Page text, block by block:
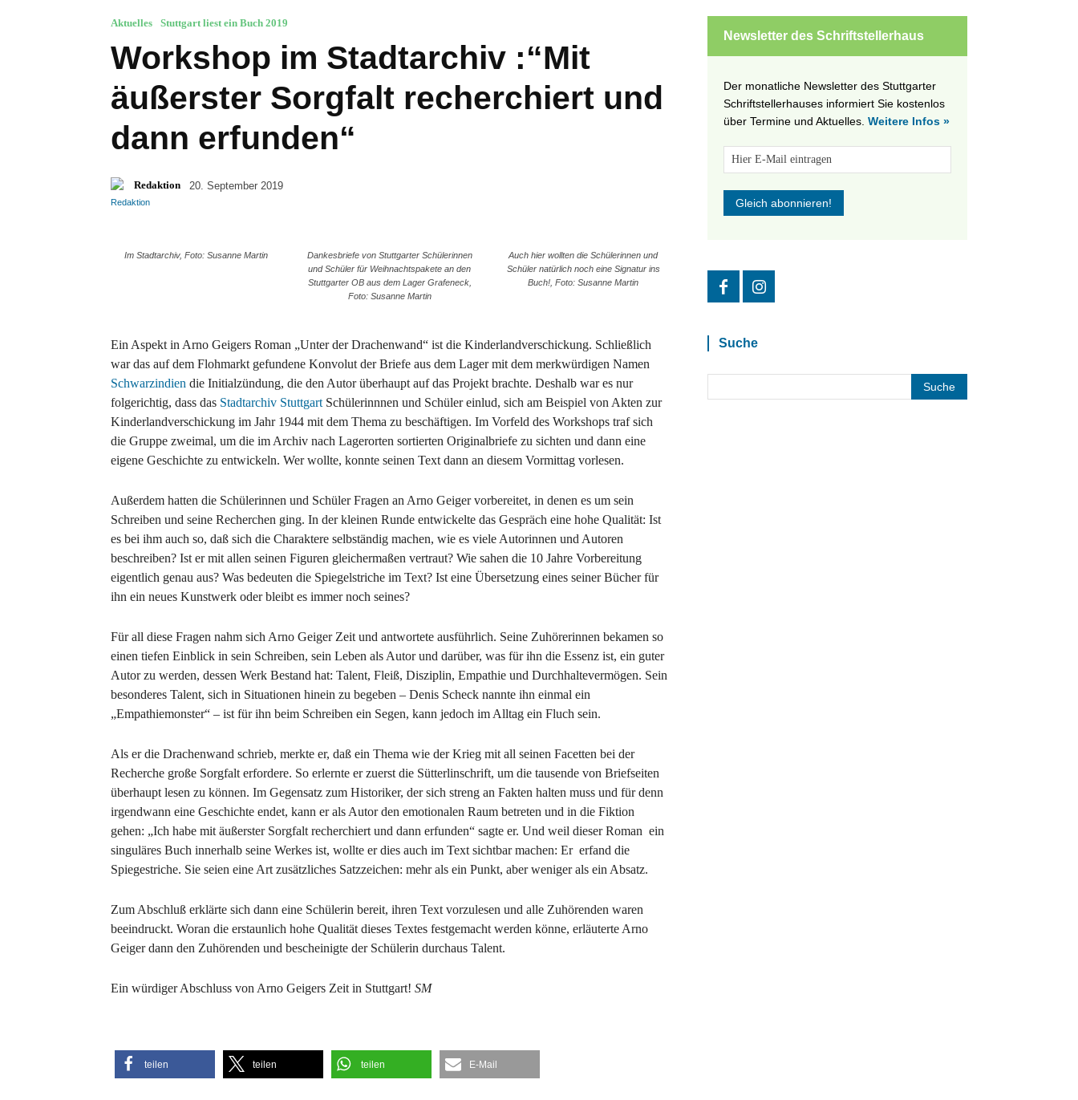
Aktuelles Stuttgart liest ein Buch 2019
Workshop im Stadtarchiv :“Mit
äußerster Sorgfalt recherchiert und
dann erfunden“
Redaktion 20. September 2019
Im Stadtarchiv, Foto: Susanne Martin
Dankesbriefe von Stuttgarter Schülerinnen
und Schüler für Weihnachtspakete an den
Stuttgarter OB aus dem Lager Grafeneck,
Foto: Susanne Martin
Auch hier wollten die Schülerinnen und
Schüler natürlich noch eine Signatur ins
Buch!, Foto: Susanne Martin
Ein Aspekt in Arno Geigers Roman „Unter der Drachenwand“ ist die Kinderlandverschickung. Schließlich
war das auf dem Flohmarkt gefundene Konvolut der Briefe aus dem Lager mit dem merkwürdigen Namen
Schwarzindien die Initialzündung, die den Autor überhaupt auf das Projekt brachte. Deshalb war es nur
folgerichtig, dass das Stadtarchiv Stuttgart Schülerinnnen und Schüler einlud, sich am Beispiel von Akten zur
Kinderlandverschickung im Jahr 1944 mit dem Thema zu beschäftigen. Im Vorfeld des Workshops traf sich
die Gruppe zweimal, um die im Archiv nach Lagerorten sortierten Originalbriefe zu sichten und dann eine
eigene Geschichte zu entwickeln. Wer wollte, konnte seinen Text dann an diesem Vormittag vorlesen.
Außerdem hatten die Schülerinnen und Schüler Fragen an Arno Geiger vorbereitet, in denen es um sein
Schreiben und seine Recherchen ging. In der kleinen Runde entwickelte das Gespräch eine hohe Qualität: Ist
es bei ihm auch so, daß sich die Charaktere selbständig machen, wie es viele Autorinnen und Autoren
beschreiben? Ist er mit allen seinen Figuren gleichermaßen vertraut? Wie sahen die 10 Jahre Vorbereitung
eigentlich genau aus? Was bedeuten die Spiegelstriche im Text? Ist eine Übersetzung eines seiner Bücher für
ihn ein neues Kunstwerk oder bleibt es immer noch seines?
Für all diese Fragen nahm sich Arno Geiger Zeit und antwortete ausführlich. Seine Zuhörerinnen bekamen so
einen tiefen Einblick in sein Schreiben, sein Leben als Autor und darüber, was für ihn die Essenz ist, ein guter
Autor zu werden, dessen Werk Bestand hat: Talent, Fleiß, Disziplin, Empathie und Durchhaltevermögen. Sein
besonderes Talent, sich in Situationen hinein zu begeben – Denis Scheck nannte ihn einmal ein
„Empathiemonster“ – ist für ihn beim Schreiben ein Segen, kann jedoch im Alltag ein Fluch sein.
Als er die Drachenwand schrieb, merkte er, daß ein Thema wie der Krieg mit all seinen Facetten bei der
Recherche große Sorgfalt erfordere. So erlernte er zuerst die Sütterlinschrift, um die tausende von Briefseiten
überhaupt lesen zu können. Im Gegensatz zum Historiker, der sich streng an Fakten halten muss und für denn
irgendwann eine Geschichte endet, kann er als Autor den emotionalen Raum betreten und in die Fiktion
gehen: „Ich habe mit äußerster Sorgfalt recherchiert und dann erfunden“ sagte er. Und weil dieser Roman ein
singuläres Buch innerhalb seine Werkes ist, wollte er dies auch im Text sichtbar machen: Er erfand die
Spiegestriche. Sie seien eine Art zusätzliches Satzzeichen: mehr als ein Punkt, aber weniger als ein Absatz.
Zum Abschluß erklärte sich dann eine Schülerin bereit, ihren Text vorzulesen und alle Zuhörenden waren
beeindruckt. Woran die erstaunlich hohe Qualität dieses Textes festgemacht werden könne, erläuterte Arno
Geiger dann den Zuhörenden und bescheinigte der Schülerin durchaus Talent.
Ein würdiger Abschluss von Arno Geigers Zeit in Stuttgart! SM
teilen teilen teilen E-Mail
Newsletter des Schriftstellerhaus
Der monatliche Newsletter des Stuttgarter
Schriftstellerhauses informiert Sie kostenlos
über Termine und Aktuelles. Weitere Infos »
Suche